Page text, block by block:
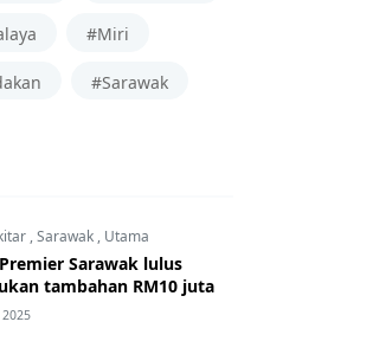
#Miri
#Sarawak
,Sarawak , Utama
Sarawak lulus
tambahan RM10 juta
2025